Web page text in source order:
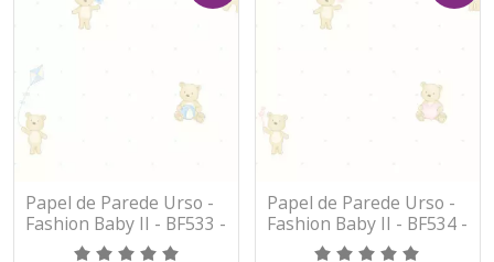
Papel de Parede Urso -
Fashion Baby II - BF533 -
Vinílico
Papel de Parede Urso -
Fashion Baby II - BF534 -
Vinílico